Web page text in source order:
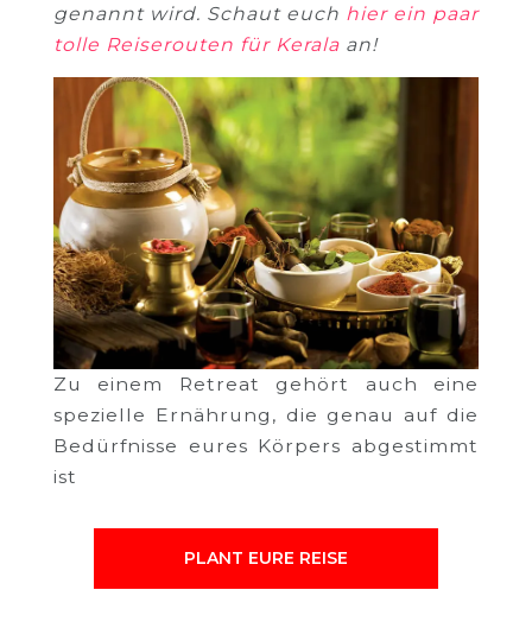
genannt wird. Schaut euch hier ein paar
tolle Reiserouten für Kerala an!
Zu einem Retreat gehört auch eine
spezielle Ernährung, die genau auf die
Bedürfnisse eures Körpers abgestimmt
ist
PLANT EURE REISE